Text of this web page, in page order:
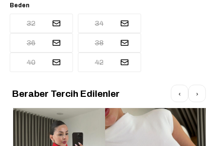
Beden
32 34
36 38
40 42
Beraber Tercih Edilenler ‹ ›